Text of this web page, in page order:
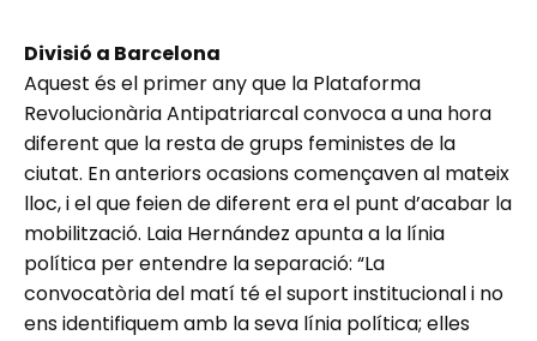
Divisió a Barcelona
Aquest és el primer any que la Plataforma
Revolucionària Antipatriarcal convoca a una hora
diferent que la resta de grups feministes de la
ciutat. En anteriors ocasions començaven al mateix
lloc, i el que feien de diferent era el punt d’acabar la
mobilització. Laia Hernández apunta a la línia
política per entendre la separació: “La
convocatòria del matí té el suport institucional i no
ens identifiquem amb la seva línia política; elles